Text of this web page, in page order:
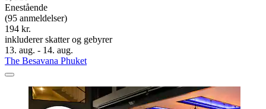
Enestående
(95 anmeldelser)
194 kr.
inkluderer skatter og gebyrer
13. aug. - 14. aug.
The Besavana Phuket